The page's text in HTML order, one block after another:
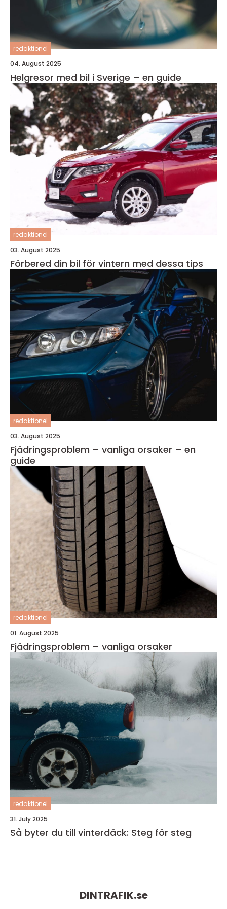
redaktionel
04. August 2025
Helgresor med bil i Sverige – en guide
redaktionel
03. August 2025
Förbered din bil för vintern med dessa tips
redaktionel
03. August 2025
Fjädringsproblem – vanliga orsaker – en
guide
redaktionel
01. August 2025
Fjädringsproblem – vanliga orsaker
redaktionel
31. July 2025
Så byter du till vinterdäck: Steg för steg
DINTRAFIK.se